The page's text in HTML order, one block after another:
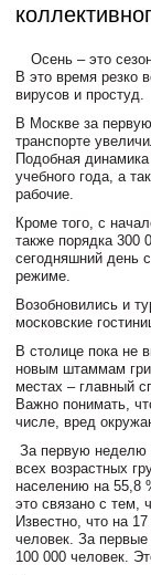
Осень – это
В это время резко
вирусов и простуд.
В Москве за
транспорте
Подобная динамика
учебного года, а
рабочие.
Кроме того, с
также порядка 300
сегодняшний день
режиме.
Возобновились и
московские
В столице пока не
новым штаммам
местах – главный
Важно понимать,
числе, вред
За первую неделю
всех возрастных
населению на 55,8
это связано с тем,
Известно, что на
человек. За
100 000 человек.